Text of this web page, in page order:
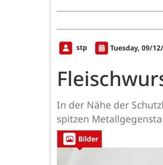
stp Tuesday, 09/
In der Nähe der
spitzen
Bilder